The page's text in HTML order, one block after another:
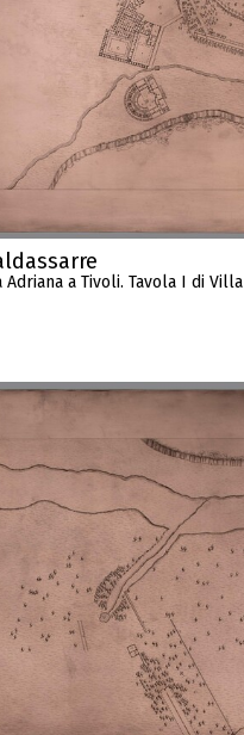
Adriana a Tivoli. Tavola I di Villa